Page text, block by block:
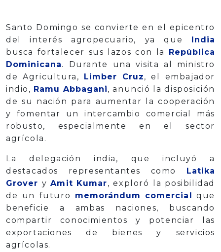
Santo Domingo se convierte en el epicentro
del interés agropecuario, ya que India
busca fortalecer sus lazos con la República
Dominicana. Durante una visita al ministro
de Agricultura, Limber Cruz, el embajador
indio, Ramu Abbagani, anunció la disposición
de su nación para aumentar la cooperación
y fomentar un intercambio comercial más
robusto, especialmente en el sector
agrícola.
La delegación india, que incluyó a
destacados representantes como Latika
Grover yAmit Kumar, exploró la posibilidad
de un futuro memorándum comercial que
beneficie a ambas naciones, buscando
compartir conocimientos y potenciar las
exportaciones de bienes y servicios
agrícolas.